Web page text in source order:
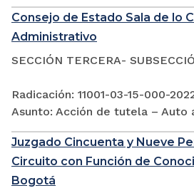
Consejo de Estado Sala de lo
Administrativo
SECCIÓN TERCERA-
Radicación: 11001-03-15-000-
Asunto: Acción de tutela – Auto
Juzgado Cincuenta y Nueve
Circuito con Función de
Bogotá